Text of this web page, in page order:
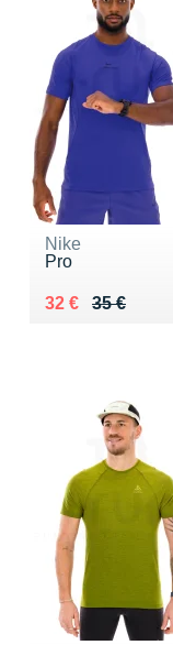
Nike
Pro
35 €
Au lieu de 35 €
32 €
Vendu 32 €